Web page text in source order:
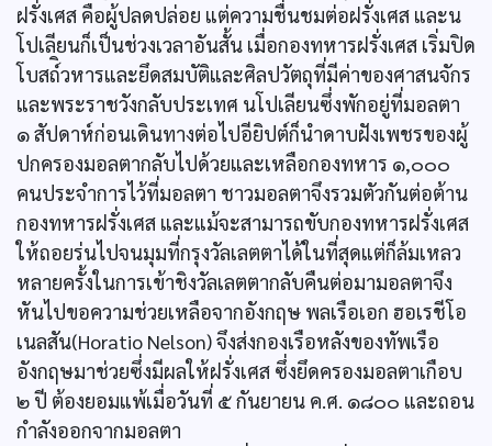
ฝรั่งเศส คือผู้ปลดปล่อย แต่ความชื่นชมต่อฝรั่งเศส และน
โปเลียนก็เป็นช่วงเวลาอันสั้น เมื่อกองทหารฝรั่งเศส เริ่มปิด
โบสถ์ิวหารและยึดสมบัติและศิลปวัตถุที่มีค่าของศาสนจักร
และพระราชวังกลับประเทศ นโปเลียนซึ่งพักอยู่ที่มอลตา
๑ สัปดาห์ก่อนเดินทางต่อไปอียิปต์ก็นำดาบฝังเพชรของผู้
ปกครองมอลตากลับไปด้วยและเหลือกองทหาร ๑,๐๐๐
คนประจำการไว้ที่มอลตา ชาวมอลตาจึงรวมตัวกันต่อต้าน
กองทหารฝรั่งเศส และแม้จะสามารถขับกองทหารฝรั่งเศส
ให้ถอยร่นไปจนมุมที่กรุงวัลเลตตาได้ในที่สุดแต่ก็ล้มเหลว
หลายครั้งในการเข้าชิงวัลเลตตากลับคืนต่อมามอลตาจึง
หันไปขอความช่วยเหลือจากอังกฤษ พลเรือเอก ฮอเรชีโอ
เนลสัน(Horatio Nelson) จึงส่งกองเรือหลังของทัพเรือ
อังกฤษมาช่วยซึ่งมีผลให้ฝรั่งเศส ซึ่งยึดครองมอลตาเกือบ
๒ ปี ต้องยอมแพ้เมื่อวันที่ ๕ กันยายน ค.ศ. ๑๘๐๐ และถอน
กำลังออกจากมอลตา